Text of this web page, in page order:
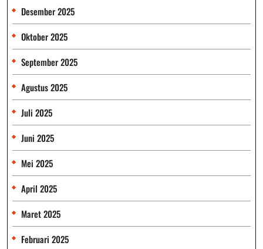
Desember 2025
Oktober 2025
September 2025
Agustus 2025
Juli 2025
Juni 2025
Mei 2025
April 2025
Maret 2025
Februari 2025